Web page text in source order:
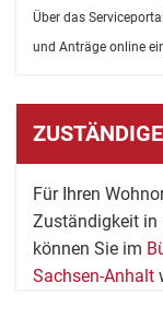
Über das
und Anträge online
Für Ihren
Zuständigkeit in
können Sie im
Sachsen-Anhalt